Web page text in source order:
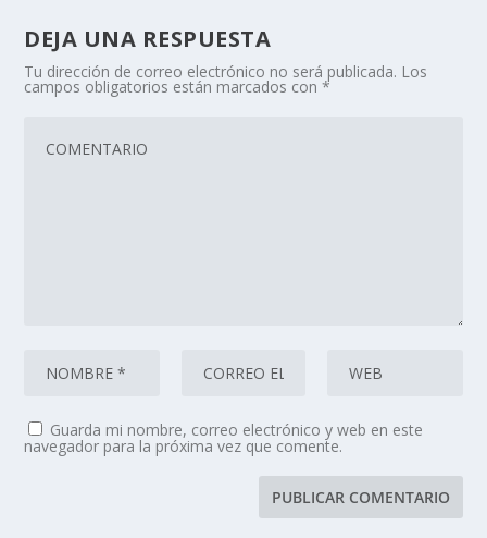
DEJA UNA RESPUESTA
Tu dirección de correo electrónico no será publicada. Los
campos obligatorios están marcados con*
Guarda mi nombre, correo electrónico y web en este
navegador para la próxima vez que comente.